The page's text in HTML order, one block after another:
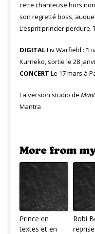
cette chanteuse hors
son regretté boss, auquel
L’esprit princier perdure.
DIGITALLiv Warfield :
Kurneko, sortie le 28
CONCERT Le 17 mars à
La version studio de
Mantra
More from
Prince en
textes et en
Robi
reprise